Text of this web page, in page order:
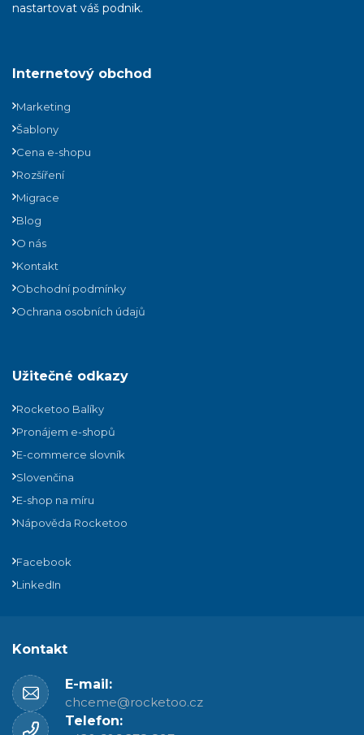
nastartovat váš podnik.
Internetový obchod
Marketing
Šablony
Cena e-shopu
Rozšíření
Migrace
Blog
O nás
Kontakt
Obchodní podmínky
Ochrana osobních údajů
Užitečné odkazy
Rocketoo Balíky
Pronájem e-shopů
E-commerce slovník
Slovenčina
E-shop na míru
Nápověda Rocketoo
Facebook
LinkedIn
Kontakt
E-mail:
chceme@rocketoo.cz
Telefon: